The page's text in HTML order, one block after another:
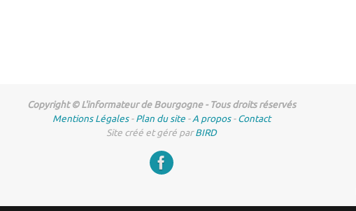
Copyright © L'informateur de Bourgogne - Tous droits réservés
Mentions Légales-Plan du site -A propos-Contact
Site créé et géré parBIRD